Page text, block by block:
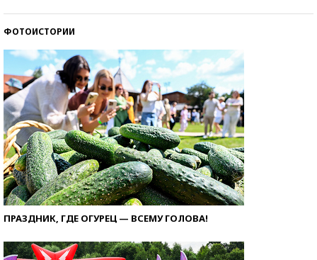
ФОТОИСТОРИИ
ПРАЗДНИК, ГДЕ ОГУРЕЦ — ВСЕМУ ГОЛОВА!